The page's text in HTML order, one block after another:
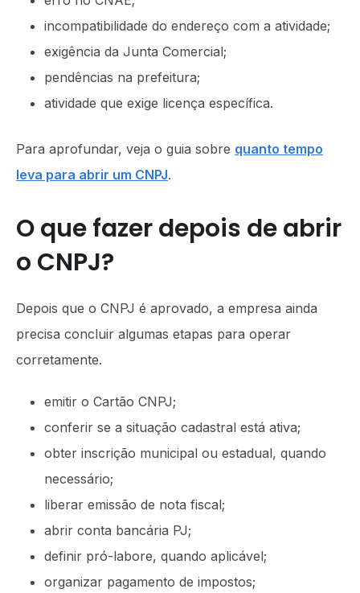
incompatibilidade do endereço com a atividade;
exigência da Junta Comercial;
pendências na prefeitura;
atividade que exige licença específica.
Para aprofundar, veja o guia sobre quanto tempo
leva para abrir um CNPJ.
O que fazer depois de abrir
o CNPJ?
Depois que o CNPJ é aprovado, a empresa ainda
precisa concluir algumas etapas para operar
corretamente.
emitir o Cartão CNPJ;
conferir se a situação cadastral está ativa;
obter inscrição municipal ou estadual, quando
necessário;
liberar emissão de nota fiscal;
abrir conta bancária PJ;
definir pró-labore, quando aplicável;
organizar pagamento de impostos;